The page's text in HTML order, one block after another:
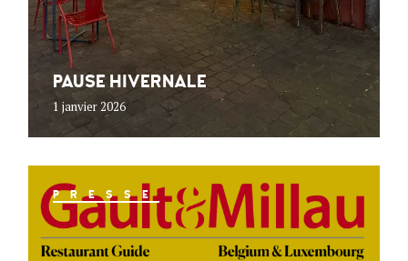
PAUSE HIVERNALE
1 janvier 2026
PRESSE